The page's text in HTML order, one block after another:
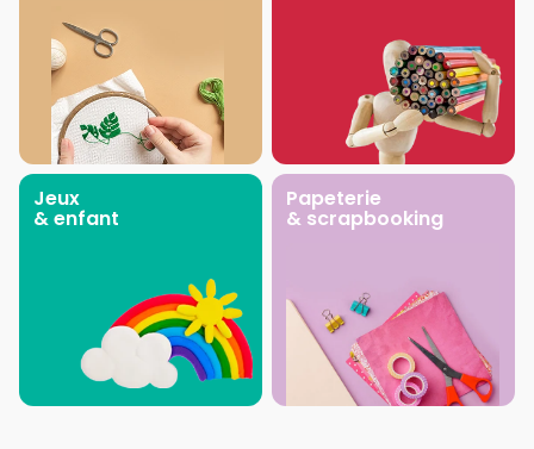
Jeux
& enfant
Papeterie
& scrapbooking